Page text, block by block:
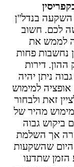
השקעה בנדל"ן
לכם. חשוב
לממש את
נחשבות פחות
דירות
ניתן יהיה
למימוש
זאת ולבחור
מהיר של
ביקוש גבוה
אך השלמת
שהשקעות
הזמן שתדעו